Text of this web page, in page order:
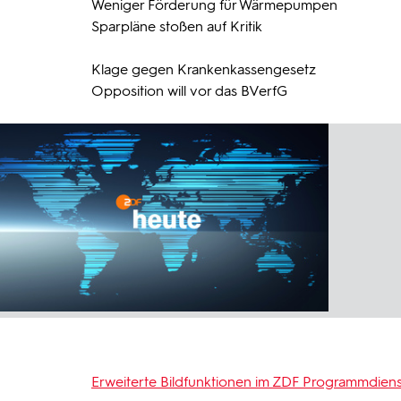
Weniger Förderung für Wärmepumpen
Sparpläne stoßen auf Kritik
Klage gegen Krankenkassengesetz
Opposition will vor das BVerfG
Erweiterte Bildfunktionen im ZDF